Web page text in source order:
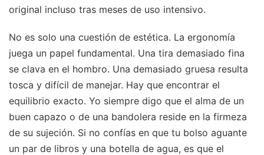
original incluso tras meses de uso intensivo.
No es solo una cuestión de estética. La ergonomía
juega un papel fundamental. Una tira demasiado fina
se clava en el hombro. Una demasiado gruesa resulta
tosca y difícil de manejar. Hay que encontrar el
equilibrio exacto. Yo siempre digo que el alma de un
buen capazo o de una bandolera reside en la firmeza
de su sujeción. Si no confías en que tu bolso aguante
un par de libros y una botella de agua, es que el